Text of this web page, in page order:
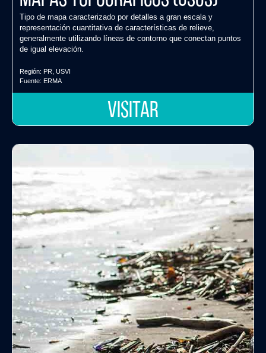
Tipo de mapa caracterizado por detalles a gran escala y
representación cuantitativa de características de relieve,
generalmente utilizando líneas de contorno que conectan puntos
de igual elevación.
Región: PR USVI
Fuente: ERMA
VISITAR